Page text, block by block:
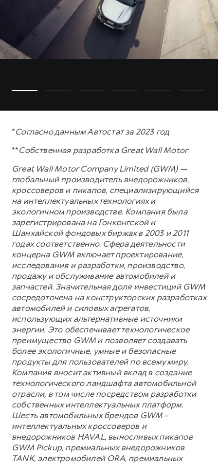
*Согласно данным Автостат за 2023 год
**Собственная разработка Great Wall Motor
Great Wall Motor Company Limited (GWM) —
глобальный производитель внедорожников,
кроссоверов и пикапов, специализирующийся
на интеллектуальных технологиях и
экологичном производстве. Компания была
зарегистрирована на Гонконгской и
Шанхайской фондовых биржах в 2003 и 2011
годах соответственно. Сфера деятельности
концерна GWM включает проектирование,
исследования и разработки, производство,
продажу и обслуживание автомобилей и
запчастей. Значительная доля инвестиций GWM
сосредоточена на конструкторских разработках
автомобилей и силовых агрегатов,
использующих альтернативные источники
энергии. Это обеспечивает технологическое
преимущество GWM и позволяет создавать
более экологичные, умные и безопасные
продукты для пользователей по всему миру.
Компания вносит активный вклад в создание
технологического ландшафта автомобильной
отрасли, в том числе посредством разработки
собственных интеллектуальных платформ.
Шесть автомобильных брендов GWM –
интеллектуальных кроссоверов и
внедорожников HAVAL, выносливых пикапов
GWM Pickup, премиальных внедорожников
TANK, электромобилей ORA, премиальных